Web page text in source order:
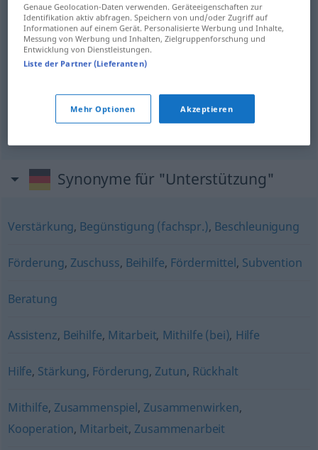
auxíliom Unterstützung
socorrom Unterstützung
subvençãof UnterstützungGeldmittel
m Unterstützung Geldmittel
Synonyme für "Unterstützung"
Verstärkung, Begünstigung (fachspr.), Beschleunigung
Förderung, Zuschuss, Beihilfe, Fördermittel, Subvention
Beratung
Assistenz, Beihilfe, Mitarbeit, Mithilfe (bei), Hilfe
Hilfe, Stärkung, Förderung, Zutun, Rückhalt
Mithilfe, Zusammenspiel, Zusammenwirken,
Kooperation, Mitarbeit, Zusammenarbeit
Genaue Geolocation-Daten verwenden. Geräteeigenschaften zur
Identifikation aktiv abfragen. Speichern von und/oder Zugriff auf
Informationen auf einem Gerät. Personalisierte Werbung und Inhalte,
Messung von Werbung und Inhalten, Zielgruppenforschung und
Entwicklung von Dienstleistungen.
Liste der Partner (Lieferanten)
Mehr Optionen Akzeptieren